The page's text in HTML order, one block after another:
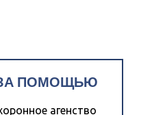
ПОМОЩЬЮ
агенство